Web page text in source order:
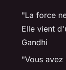
"La force
Elle vient
Gandhi
"Vous